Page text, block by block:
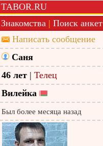
TABOR.RU
Знакомства | Поиск анкет
Написать сообщение
Саня
46 лет | Телец
Вилейка
Был более месяца назад